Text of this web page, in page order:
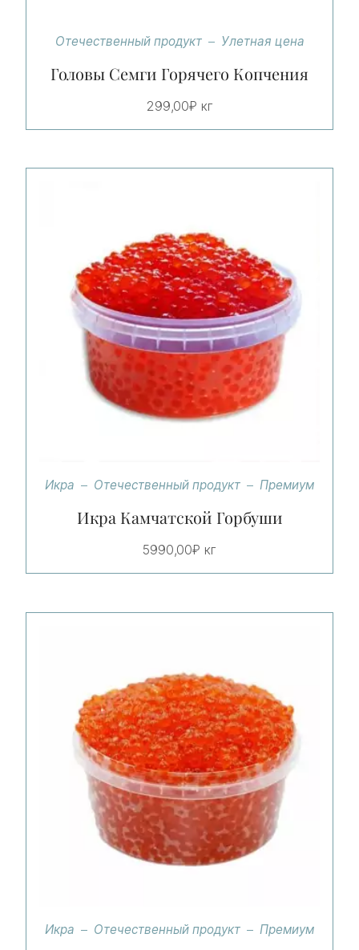
Отечественный продукт Улетная цена
Головы Семги Горячего Копчения
299,00₽ кг
Икра Отечественный продукт Премиум
Икра Камчатской Горбуши
5990,00₽ кг
Икра Отечественный продукт Премиум